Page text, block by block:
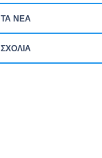
ΤΑ ΝEΑ
ΣΧΟΛΙΑ